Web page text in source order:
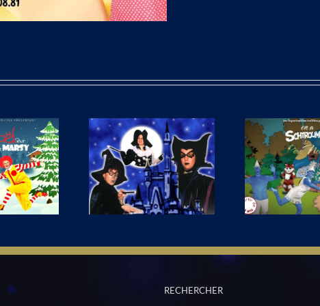
Pot d’Fleurs et les
! [Nouvelle
2017]
On a Schtroumpfé le
Père Noël [nouvelle
comédie 2017]
Le
RECHERCHER